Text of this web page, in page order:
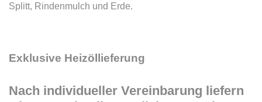
Splitt, Rindenmulch und Erde.
Exklusive Heizöllieferung
Nach individueller Vereinbarung liefern